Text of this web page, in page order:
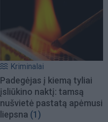
Kriminalai
Padegėjas į kiemą tyliai
įsliūkino naktį: tamsą
nušvietė pastatą apėmusi
liepsna (1)